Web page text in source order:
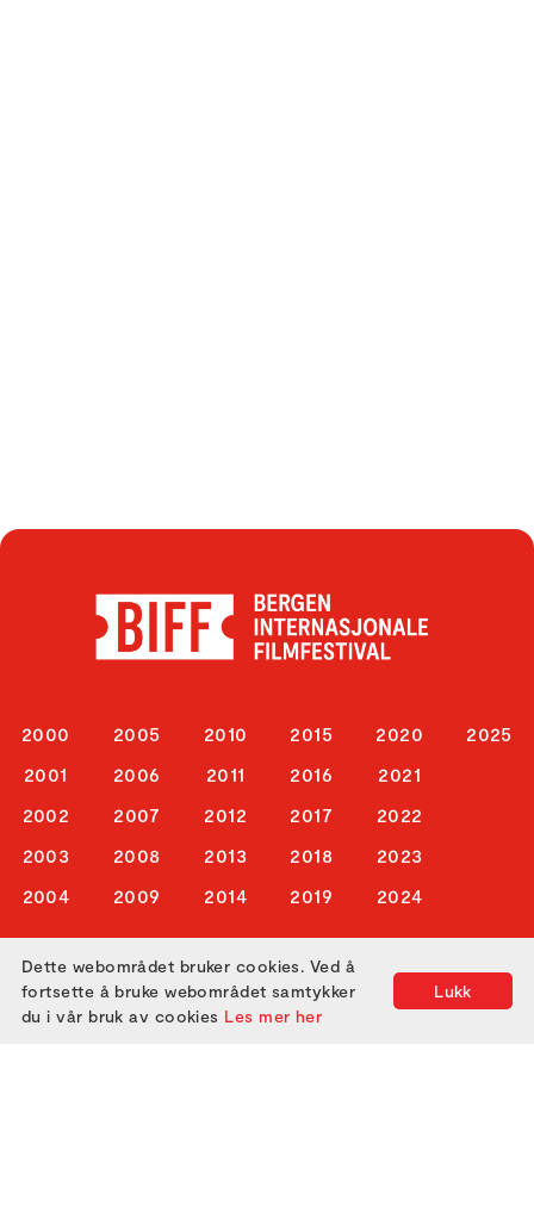
2000
2001
2002
2003
2004
2005
2006
2007
2008
2009
2010
2011
2012
2013
2014
2015
2016
2017
2018
2019
2020
2021
2022
2023
2024
2025
ABOUT US
Lukk
Dette webområdet bruker cookies. Ved å
fortsette å bruke webområdet samtykker
du i vår bruk av cookies Les mer her